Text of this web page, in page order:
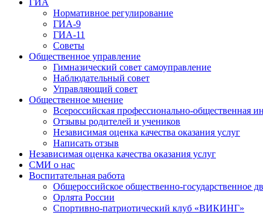
Нормативное регулирование
ГИА-9
ГИА-11
Советы
Общественное управление
Гимназический совет самоуправление
Наблюдательный совет
Управляющий совет
Общественное мнение
Всероссийская профессионально-общественная
Отзывы родителей и учеников
Независимая оценка качества оказания услуг
Написать отзыв
Независимая оценка качества оказания услуг
СМИ о нас
Воспитательная работа
Общероссийское общественно-государственное
Орлята России
Спортивно-патриотический клуб «ВИКИНГ»